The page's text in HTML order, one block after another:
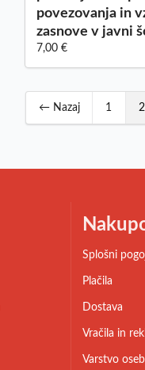
povezovanja in
zasnove v javni
7,00 €
← Nazaj 1 2
Splošni
Plačila
Dostava
Vračila in
Varstvo